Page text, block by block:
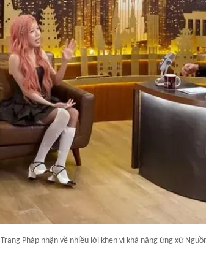
Trang Pháp nhận về nhiều lời khen vì khả năng ứng xử